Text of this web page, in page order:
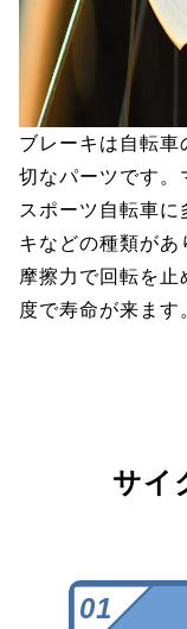
ブレーキは自転車
切なパーツです。
スポーツ自転車
キなどの種類があ
摩擦力で回転を
度で寿命が来ます
サイ